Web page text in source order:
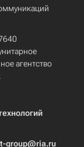
агентство
group@ria.ru